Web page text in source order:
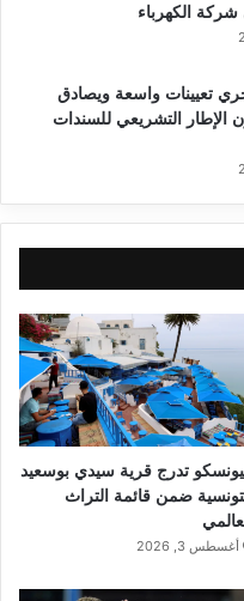
الكهرباء
تعيينات واسعة ويصادق
التشريعي للسندات
تدرج قرية سيدي بوسعيد
ضمن قائمة التراث
أغسطس 3, 2026